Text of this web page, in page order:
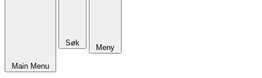
Main Menu
Søk
Meny